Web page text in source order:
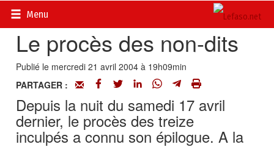
Menu
Accueil> Tentative de putsch
Le procès des non-dits
Publié le mercredi 21 avril 2004 à 19h09min
PARTAGER :
Depuis la nuit du samedi 17 avril
dernier, le procès des treize
inculpés a connu son épilogue. A la